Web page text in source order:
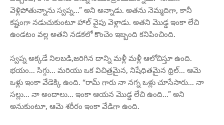
వెళ్లిపోతున్నాను స్వప్న...” అని అన్నాడు. అతను నెమ్మదిగా, కానీ
కష్టంగా నడుచుకుంటూ హాల్ వైపు వెళ్లాడు. అతని మొడ్డ ఇంకా లేచి
ఉండటం వల్ల అతని నడకలో కొంచెం ఇబ్బంది కనిపించింది.
స్వప్న అక్కడే నిలబడి,జరిగిన దాన్ని మళ్లీ మళ్లీ ఆలోచిస్తూ ఉంది.
భయం... సిగ్గు... మరియు ఒక విచిత్రమైన, నిషేధితమైన థ్రిల్... ఆమె
ఒళ్లు ఇంకా వేడెక్కి ఉంది. “రామ్ గారు నా నగ్న ఒళ్లు చూసేసారు... నా
సల్లు... నా అందాలు... ఇంకా ఆయన మొడ్డ లేచి ఉంది...” అని
అనుకుంటూ, ఆమె శరీరం ఇంకా వేడిగా ఉంది.